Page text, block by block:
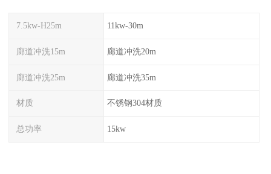
7.5kw-H25m 11kw-30m
廊道冲洗15m 廊道冲洗20m
廊道冲洗25m 廊道冲洗35m
材质 不锈钢304材质
总功率 15kw